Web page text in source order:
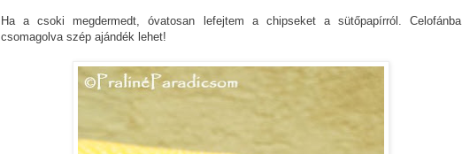
Ha a csoki megdermedt, óvatosan lefejtem a chipseket a sütőpapírról. Celofánba
csomagolva szép ajándék lehet!